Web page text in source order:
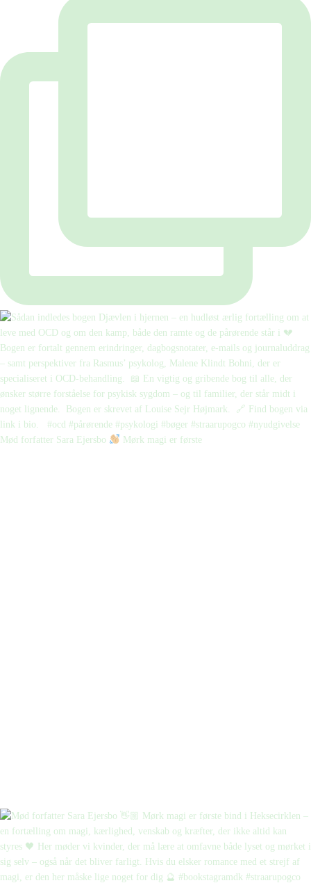
Mød forfatter Sara Ejersbo Mørk magi er første